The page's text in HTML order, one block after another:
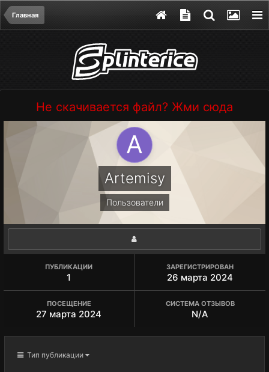
Главная
Не скачивается файл? Жми сюда
Artemisy
Пользователи
ПУБЛИКАЦИИ
1
ЗАРЕГИСТРИРОВАН
26 марта 2024
ПОСЕЩЕНИЕ
27 марта 2024
СИСТЕМА ОТЗЫВОВ
N/A
Тип публикации